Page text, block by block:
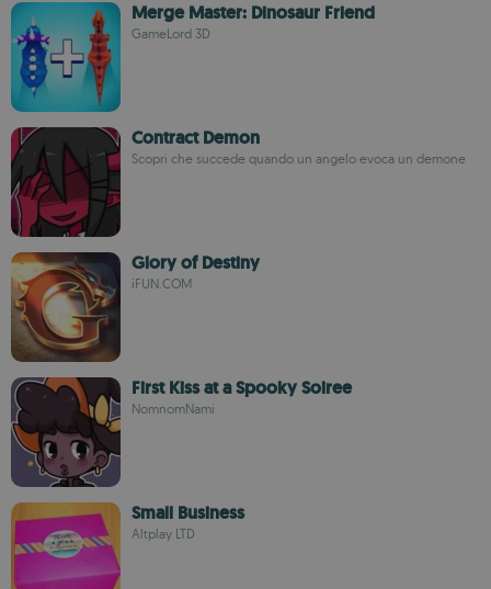
Merge Master: Dinosaur Friend
GameLord 3D
Contract Demon
Scopri che succede quando un angelo evoca un demone
Glory of Destiny
iFUN.COM
First Kiss at a Spooky Soiree
NomnomNami
Small Business
Altplay LTD